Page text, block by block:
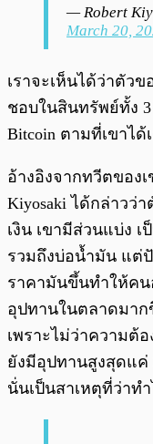
— Robert
March 20,
เราจะเห็นได้ว่าตัว
ชอบในสินทรัพย์ทั้ง 3
Bitcoin ตามที่เขาได้
อ้างอิงจากทวีตของ
Kiyosaki ได้กล่าวว่
เงิน เขามีส่วนแบ่ง เ
รวมถึงบ่อน้ำมัน แต่
ราคามันขึ้นทำให้ค
อุปทานในตลาดมาก
เพราะไม่ว่าความต้
ยังมีอุปทานสูงสุดแค่
นั่นเป็นสาเหตุที่ว่าท